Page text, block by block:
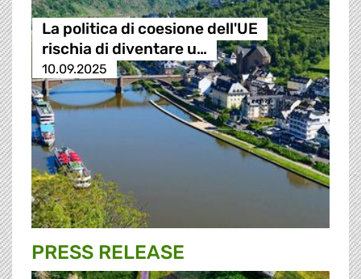
La politica di coesione dell'UE
rischia di diventare u…
10.09.2025
PRESS RELEASE